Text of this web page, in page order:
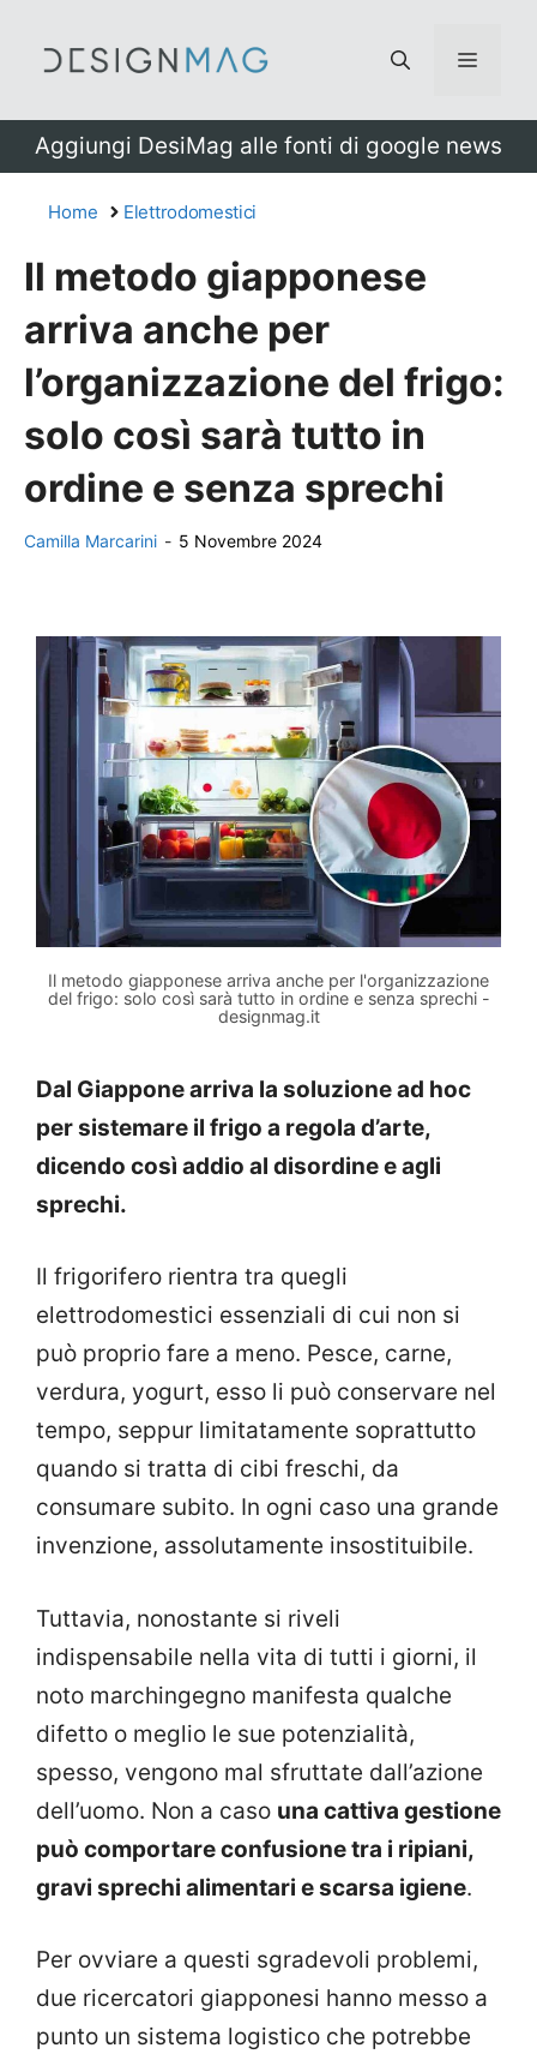
Menu
Aggiungi DesiMag alle fonti di google news
Home Elettrodomestici
Il metodo giapponese
arriva anche per
l’organizzazione del frigo:
solo così sarà tutto in
ordine e senza sprechi
Camilla Marcarini - 5 Novembre 2024
Il metodo giapponese arriva anche per l'organizzazione
del frigo: solo così sarà tutto in ordine e senza sprechi -
designmag.it
Dal Giappone arriva la soluzione ad hoc
per sistemare il frigo a regola d’arte,
dicendo così addio al disordine e agli
sprechi.
Il frigorifero rientra tra quegli
elettrodomestici essenziali di cui non si
può proprio fare a meno. Pesce, carne,
verdura, yogurt, esso li può conservare nel
tempo, seppur limitatamente soprattutto
quando si tratta di cibi freschi, da
consumare subito. In ogni caso una grande
invenzione, assolutamente insostituibile.
Tuttavia, nonostante si riveli
indispensabile nella vita di tutti i giorni, il
noto marchingegno manifesta qualche
difetto o meglio le sue potenzialità,
spesso, vengono mal sfruttate dall’azione
dell’uomo. Non a caso una cattiva gestione
può comportare confusione tra i ripiani,
gravi sprechi alimentari e scarsa igiene.
Per ovviare a questi sgradevoli problemi,
due ricercatori giapponesi hanno messo a
punto un sistema logistico che potrebbe